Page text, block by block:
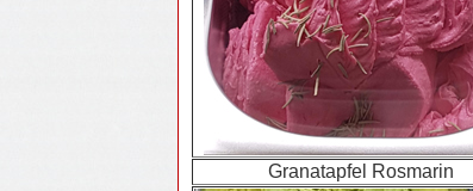
Granatapfel Rosmarin